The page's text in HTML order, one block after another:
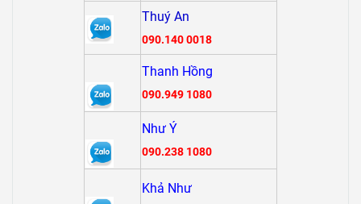
Thuý An
090.140 0018
Thanh Hồng
090.949 1080
Như Ý
090.238 1080
Khả Như